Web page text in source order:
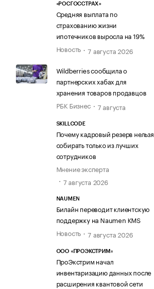
«РОСГОССТРАХ»
Средняя выплата по
страхованию жизни
ипотечников выросла на 19%
Новость
7 августа 2026
Wildberries сообщила о
партнерских хабах для
хранения товаров продавцов
РБК Бизнес
7 августа
SKILLCODE
Почему кадровый резерв нельзя
собирать только из лучших
сотрудников
Мнение эксперта
7 августа 2026
NAUMEN
Билайн переводит клиентскую
поддержку на Naumen KMS
Новость
7 августа 2026
ООО «ПРОЭКСТРИМ»
ПроЭкстрим начал
инвентаризацию данных после
расширения квантовой сети